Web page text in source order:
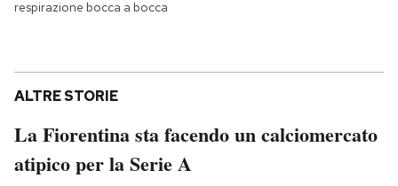
respirazione bocca a bocca
ALTRE STORIE
La Fiorentina sta facendo un calciomercato
atipico per la Serie A